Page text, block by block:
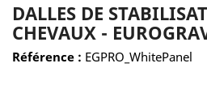
DALLES DE
CHEVAUX -
Référence : EGPRO_WhitePanel